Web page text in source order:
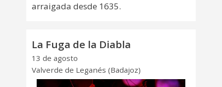
arraigada desde 1635.
La Fuga de la Diabla
13 de agosto
Valverde de Leganés (Badajoz)